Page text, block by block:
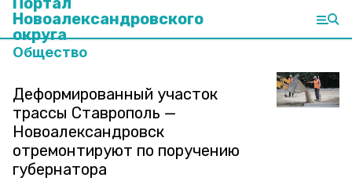
Новоалександровского
округа
Общество
Деформированный участок
трассы Ставрополь —
Новоалександровск
отремонтируют по поручению
губернатора